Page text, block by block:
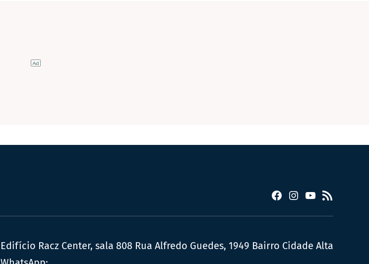
Facebook
Instagram
YouTube
RSS
Edifício Racz Center, sala 808 Rua Alfredo Guedes, 1949 Bairro Cidade Alta